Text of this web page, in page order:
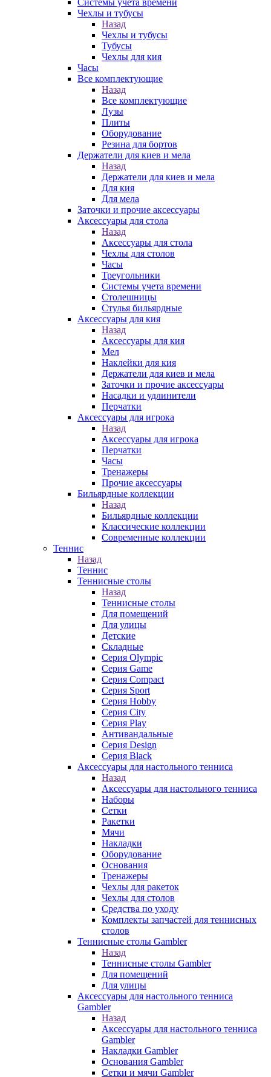
Системы учета времени
Чехлы и тубусы
Назад
Чехлы и тубусы
Тубусы
Чехлы для кия
Часы
Все комплектующие
Назад
Все комплектующие
Лузы
Плиты
Оборудование
Резина для бортов
Держатели для киев и мела
Назад
Держатели для киев и мела
Для кия
Для мела
Заточки и прочие аксессуары
Аксессуары для стола
Назад
Аксессуары для стола
Чехлы для столов
Часы
Треугольники
Системы учета времени
Столешницы
Стулья бильярдные
Аксессуары для кия
Назад
Аксессуары для кия
Мел
Наклейки для кия
Держатели для киев и мела
Заточки и прочие аксессуары
Насадки и удлинители
Перчатки
Аксессуары для игрока
Назад
Аксессуары для игрока
Перчатки
Часы
Тренажеры
Прочие аксессуары
Бильярдные коллекции
Назад
Бильярдные коллекции
Классические коллекции
Современные коллекции
Теннис
Назад
Теннис
Теннисные столы
Назад
Теннисные столы
Для помещений
Для улицы
Детские
Складные
Серия Olympic
Серия Game
Серия Compact
Серия Sport
Серия Hobby
Серия City
Серия Play
Антивандальные
Серия Design
Серия Black
Аксессуары для настольного тенниса
Назад
Аксессуары для настольного тенниса
Наборы
Сетки
Ракетки
Мячи
Накладки
Оборудование
Основания
Тренажеры
Чехлы для ракеток
Чехлы для столов
Средства по уходу
Комплекты запчастей для теннисных
столов
Теннисные столы Gambler
Назад
Теннисные столы Gambler
Для помещений
Для улицы
Аксессуары для настольного тенниса
Gambler
Назад
Аксессуары для настольного тенниса
Gambler
Накладки Gambler
Основания Gambler
Сетки и мячи Gambler